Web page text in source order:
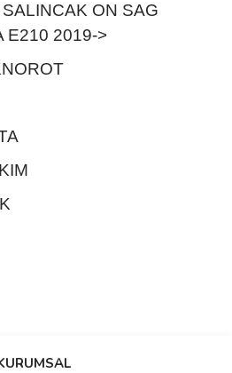
ON SAG
E210 2019->
ilk yorumu siz yapın!